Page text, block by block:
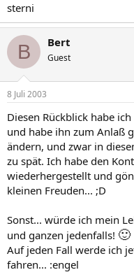
sterni
B Bert
Guest
8 Juli 2003
Diesen Rückblick habe
und habe ihn zum Anlaß
ändern, und zwar in
zu spät. Ich habe den
wiederhergestellt und
kleinen Freuden... ;D
Sonst... würde ich mein
und ganzen jedenfalls! 🙂
Auf jeden Fall werde ich
fahren... :engel